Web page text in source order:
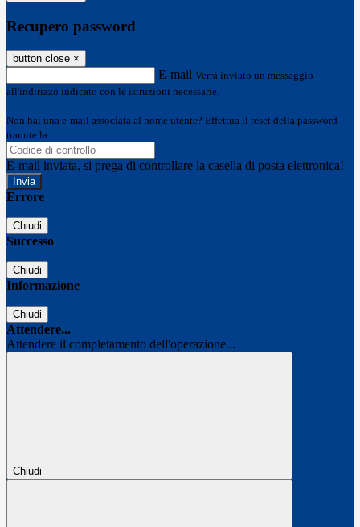
Recupero password
button close ×
E-mail Verrà inviato un messaggio
all'indirizzo indicato con le istruzioni necessarie.
Non hai una e-mail associata al nome utente? Effettua il reset della password
tramite la
E-mail inviata, si prega di controllare la casella di posta elettronica!
Errore
Chiudi
Successo
Chiudi
Informazione
Chiudi
Attendere...
Attendere il completamento dell'operazione...
Chiudi